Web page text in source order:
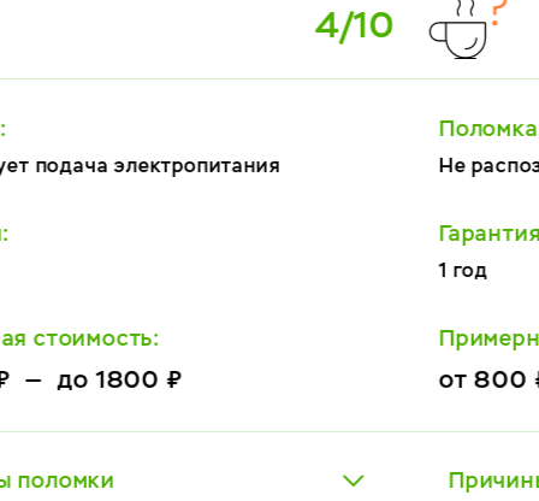
5/10
Не распознает кофе
Примерная стоимость:
от 800 ₽ — до 2800 ₽
Причины поломки